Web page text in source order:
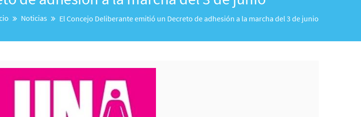
Noticias El Concejo Deliberante emitió un Decreto de adhesión a la marcha del 3 de junio